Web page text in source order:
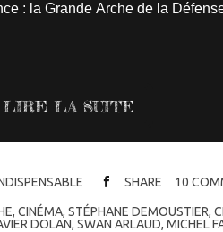
: la Grande Arche de la
LIRE LA SUITE
SHARE 10
,CINÉMA,STÉPHANE DEMOUSTIER,
DOLAN,SWAN ARLAUD,MICHEL